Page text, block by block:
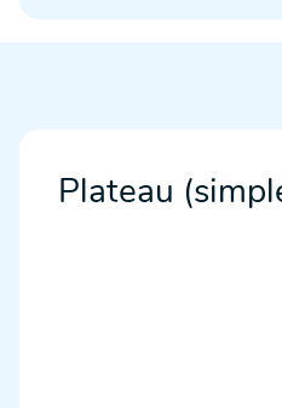
Plateau